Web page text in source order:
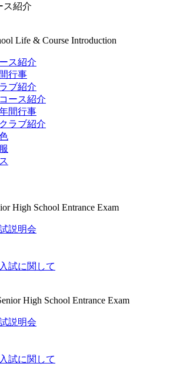
ス紹介
Life & Course Introduction
ス紹介
行事
ブ紹介
ース紹介
間行事
ラブ紹介
High School Entrance Exam
説明会
試に関して
High School Entrance Exam
説明会
試に関して